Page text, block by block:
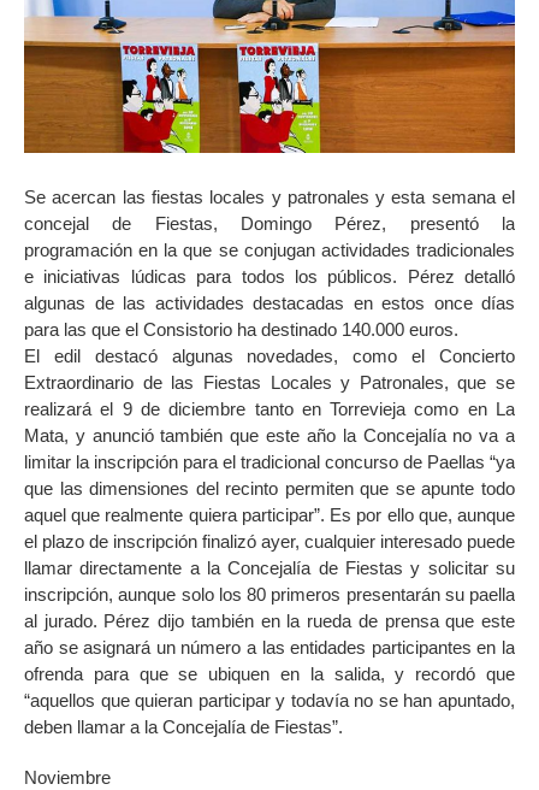
Se acercan las fiestas locales y patronales y esta semana el
concejal de Fiestas, Domingo Pérez, presentó la
programación en la que se conjugan actividades tradicionales
e iniciativas lúdicas para todos los públicos. Pérez detalló
algunas de las actividades destacadas en estos once días
para las que el Consistorio ha destinado 140.000 euros.
El edil destacó algunas novedades, como el Concierto
Extraordinario de las Fiestas Locales y Patronales, que se
realizará el 9 de diciembre tanto en Torrevieja como en La
Mata, y anunció también que este año la Concejalía no va a
limitar la inscripción para el tradicional concurso de Paellas “ya
que las dimensiones del recinto permiten que se apunte todo
aquel que realmente quiera participar”. Es por ello que, aunque
el plazo de inscripción finalizó ayer, cualquier interesado puede
llamar directamente a la Concejalía de Fiestas y solicitar su
inscripción, aunque solo los 80 primeros presentarán su paella
al jurado. Pérez dijo también en la rueda de prensa que este
año se asignará un número a las entidades participantes en la
ofrenda para que se ubiquen en la salida, y recordó que
“aquellos que quieran participar y todavía no se han apuntado,
deben llamar a la Concejalía de Fiestas”.
Noviembre